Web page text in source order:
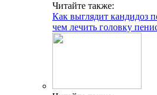
Читайте также:
Как выглядит кандидоз
чем лечить головку